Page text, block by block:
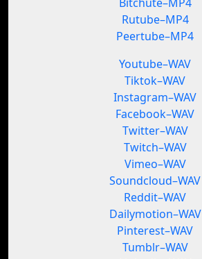
Rutube–MP4
Peertube–MP4
Youtube–WAV
Tiktok–WAV
Instagram–WAV
Facebook–WAV
Twitter–WAV
Twitch–WAV
Vimeo–WAV
Soundcloud–WAV
Reddit–WAV
Dailymotion–WAV
Pinterest–WAV
Tumblr–WAV